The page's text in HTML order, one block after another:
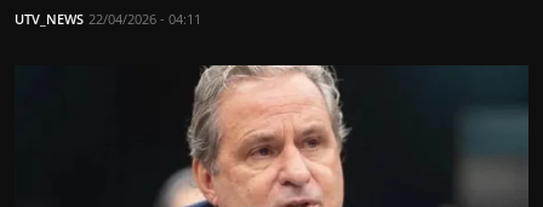
UTV_NEWS 22/04/2026 - 04:11